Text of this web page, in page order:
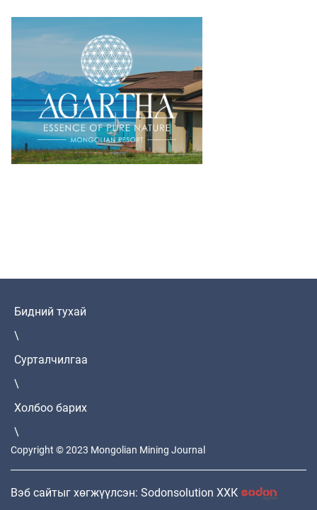
Бидний тухай
\
Сурталчилгаа
\
Холбоо барих
\
Copyright © 2023 Mongolian Mining Journal
Вэб сайтыг хөгжүүлсэн: Sodonsolution ХХК